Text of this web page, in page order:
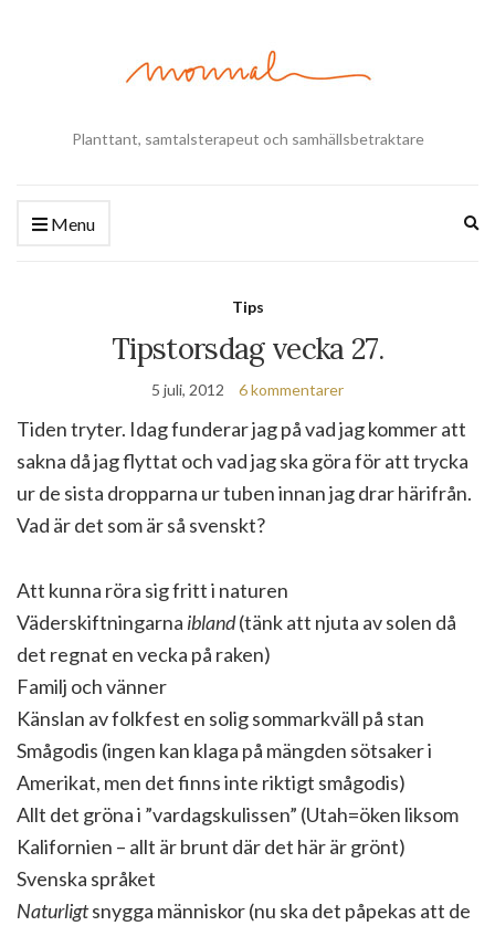
Planttant, samtalsterapeut och samhällsbetraktare
Menu
Tips
Tipstorsdag vecka 27.
5 juli, 2012 6 kommentarer
Tiden tryter. Idag funderar jag på vad jag kommer att
sakna då jag flyttat och vad jag ska göra för att trycka
ur de sista dropparna ur tuben innan jag drar härifrån.
Vad är det som är så svenskt?
Att kunna röra sig fritt i naturen
Väderskiftningarna ibland(tänk att njuta av solen då
det regnat en vecka på raken)
Familj och vänner
Känslan av folkfest en solig sommarkväll på stan
Smågodis (ingen kan klaga på mängden sötsaker i
Amerikat, men det finns inte riktigt smågodis)
Allt det gröna i ”vardagskulissen” (Utah=öken liksom
Kalifornien – allt är brunt där det här är grönt)
Svenska språket
Naturligtsnygga människor (nu ska det påpekas att de